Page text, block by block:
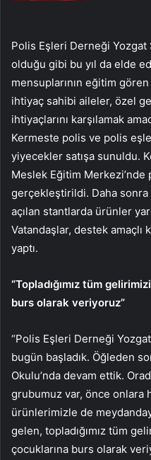
Polis Eşleri Derneği Yozgat
olduğu gibi bu yıl da elde
mensuplarının eğitim
ihtiyaç sahibi aileler, özel
ihtiyaçlarını karşılamak
Kermeste polis ve polis
yiyecekler satışa sunuldu.
Meslek Eğitim
gerçekleştirildi. Daha sonra
açılan stantlarda ürünler
Vatandaşlar, destek
yaptı.
“Topladığımız tüm
burs olarak veriyoruz”
“Polis Eşleri Derneği
bugün başladık. Öğleden
Okulu’nda devam ettik.
grubumuz var, önce onlara
ürünlerimizle de
gelen, topladığımız tüm
çocuklarına burs olarak